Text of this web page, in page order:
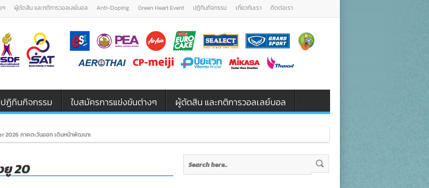
ๆ ผู้ตัดสิน และกติการวอลเลย์บอล Anti-Doping Green Heart Event ปฏิทินกิจกรรม เกี่ยวกับเรา ติดต่อเรา
ปฏิทินกิจกรรม ใบสมัครการแข่งขันต่างๆ ผู้ตัดสิน และกติการวอลเลย์บอล
2026 ภาคตะวันออก เดินหน้าพัฒนาเยาวชนและผู้ฝึกสอนวอลเลย์บอล รุ่น
20